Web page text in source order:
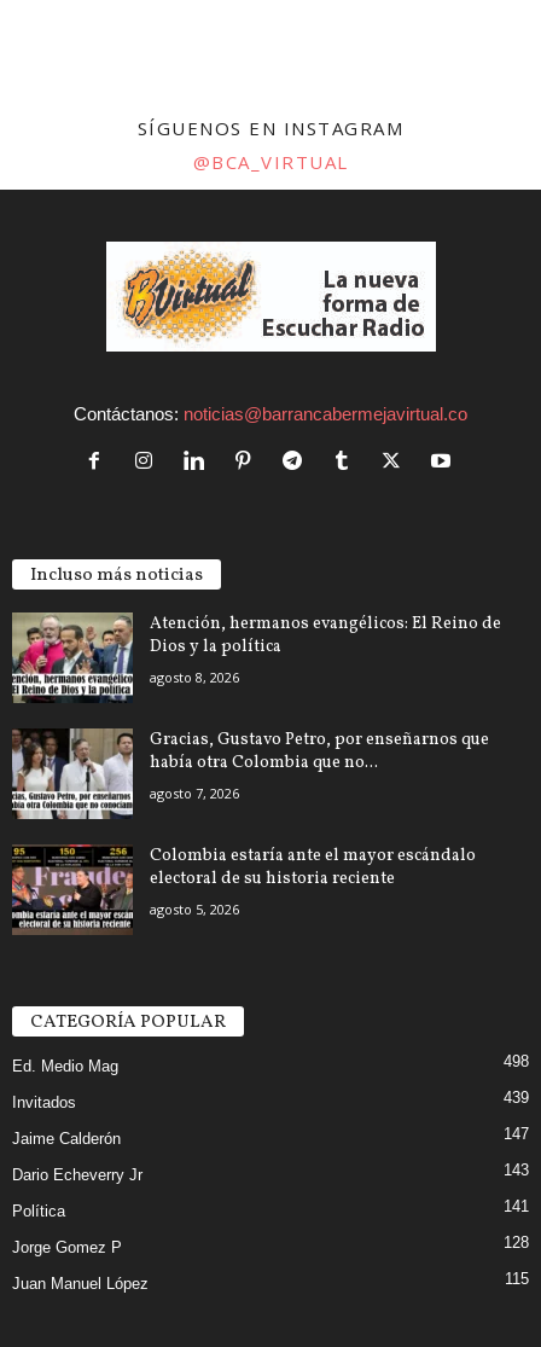
SÍGUENOS EN INSTAGRAM
@BCA_VIRTUAL
Contáctanos: noticias@barrancabermejavirtual.co
Incluso más noticias
Atención, hermanos evangélicos: El Reino de
Dios y la política
agosto 8, 2026
Gracias, Gustavo Petro, por enseñarnos que
había otra Colombia que no...
agosto 7, 2026
Colombia estaría ante el mayor escándalo
electoral de su historia reciente
agosto 5, 2026
CATEGORÍA POPULAR
Ed. Medio Mag 498
Invitados 439
Jaime Calderón 147
Dario Echeverry Jr 143
Política 141
Jorge Gomez P 128
Juan Manuel López 115